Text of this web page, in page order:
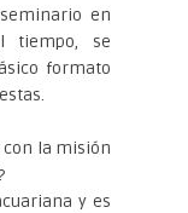
en
tiempo, se
formato
con la misión
y es